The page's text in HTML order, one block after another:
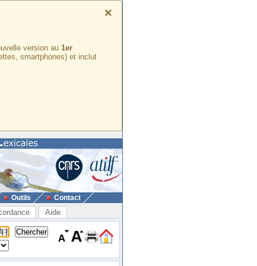
×
version au 1er
smartphones) et inclut
Outils Contact
Aide